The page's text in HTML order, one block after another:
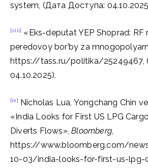
system, (Дата Доступа:
[viii] «Eks-deputat YEP Shoprad: RF
peredovoy bor’by za
https://tass.ru/politika/25249467,
04.10.2025).
[ix] Nicholas Lua, Yongchang Chin
«India Looks for First US LPG
Diverts Flows»,Bloomberg,
https://www.bloomberg.com/
10-03/india-looks-for-first-us-lpg-